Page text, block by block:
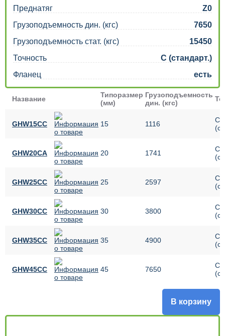
Преднатяг
Z0
Грузоподъемность дин. (кгс)
7650
Грузоподъемность стат. (кгс)
15450
Точность
C (стандарт.)
Фланец
есть
Название
Типоразмер
(мм)
Грузоподъемность
дин. (кгс)
GHW15CС 15 1116
C
GHW20CA 20 1741
C
GHW25CC 25 2597
C
GHW30CС 30 3800
C
GHW35CС 35 4900
C
GHW45CС 45 7650
C
В корзину